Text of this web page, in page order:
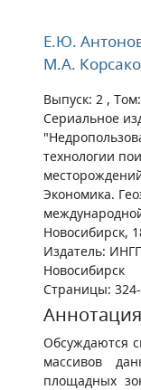
Е.Ю.
М.А.
Выпуск: 2 ,
Сериальное
технологии
Экономика.
Новосибирск,
Издатель:
Новосибирск
Страницы: 324-
Аннотация
Обсуждаются
массивов
площадных